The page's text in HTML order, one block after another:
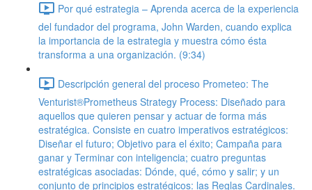
Por qué estrategia – Aprenda acerca de la experiencia
del fundador del programa, John Warden, cuando explica
la importancia de la estrategia y muestra cómo ésta
transforma a una organización. (9:34)
Descripción general del proceso Prometeo: The
Venturist®Prometheus Strategy Process: Diseñado para
aquellos que quieren pensar y actuar de forma más
estratégica. Consiste en cuatro imperativos estratégicos:
Diseñar el futuro; Objetivo para el éxito; Campaña para
ganar y Terminar con inteligencia; cuatro preguntas
estratégicas asociadas: Dónde, qué, cómo y salir; y un
conjunto de principios estratégicos: las Reglas Cardinales.